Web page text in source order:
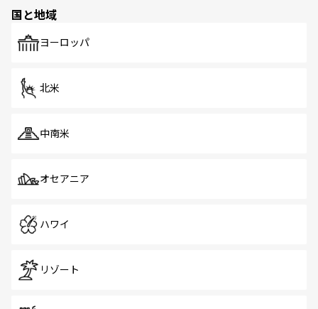
で、ホーカーズは地元の風情を楽しめる外せないスポット
国と地域
ヨーロッパ
北米
中南米
オセアニア
ハワイ
リゾート